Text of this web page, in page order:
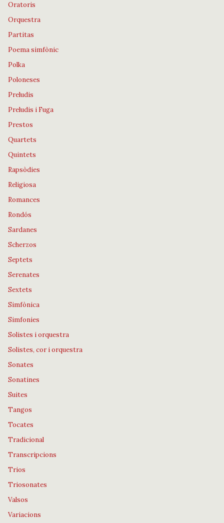
Oratoris
Orquestra
Partitas
Poema simfònic
Polka
Poloneses
Preludis
Preludis i Fuga
Prestos
Quartets
Quintets
Rapsòdies
Religiosa
Romances
Rondós
Sardanes
Scherzos
Septets
Serenates
Sextets
Simfònica
Simfonies
Solistes i orquestra
Solistes, cor i orquestra
Sonates
Sonatines
Suites
Tangos
Tocates
Tradicional
Transcripcions
Trios
Triosonates
Valsos
Variacions